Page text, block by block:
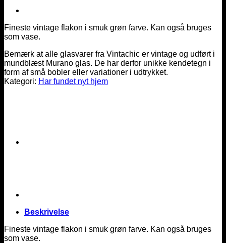
Fineste vintage flakon i smuk grøn farve. Kan også bruges
som vase.
Bemærk at alle glasvarer fra Vintachic er vintage og udført i
mundblæst Murano glas. De har derfor unikke kendetegn i
form af små bobler eller variationer i udtrykket.
Kategori: Har fundet nyt hjem
Beskrivelse
Fineste vintage flakon i smuk grøn farve. Kan også bruges
som vase.